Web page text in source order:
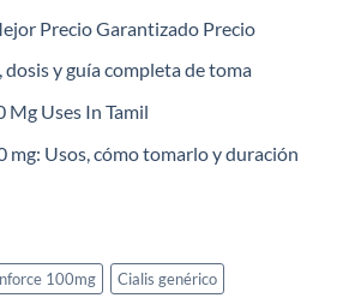
Precio Garantizado Precio
dosis y guía completa de toma
Mg Uses In Tamil
mg: Usos, cómo tomarlo y duración
100mg
Cialis genérico